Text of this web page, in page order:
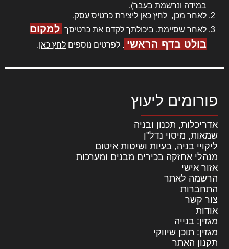
במידה ונרשמת בעבר).
לאחר מכן, לחץ כאן ליצירת כרטיס עסק.
לאחר שסיימת, ביכולתך לקדם את כרטיסך למקום
בולט בדף הראשי . לפרטים נוספים לחץ כאן.
פורומים ליעוץ
אדריכלות, תכנון ובניה
שמאות, מיסוי נדל"ן
ליקויי בניה, בעיות ושיטות איטום
מנהלי אחזקה בכירים מבנים ומערכות
אזור אישי
הרשמה לאתר
התחברות
צור קשר
אודות
מגזין: בנייה
מגזין: תוכן שיווקי
תקנון האתר